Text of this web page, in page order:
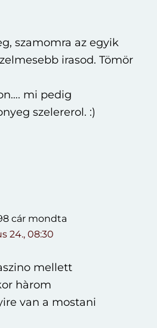
szamomra az egyik
irasod. Tömör
mi pedig
szelererol. :)
cár mondta
24., 08:30
mellett
hàrom
van a mostani